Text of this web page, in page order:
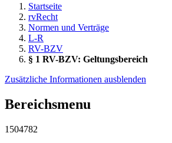
Startseite
rvRecht
Normen und Verträge
L-R
RV-BZV
§ 1 RV-BZV: Geltungsbereich
Zusätzliche Informationen ausblenden
Bereichsmenu
1504782